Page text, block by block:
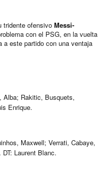
tridente ofensivo Messi-
con el PSG, en la vuelta
a este partido con una ventaja
Alba; Rakitic, Busquets,
Enrique.
Maxwell; Verrati, Cabaye,
Laurent Blanc.